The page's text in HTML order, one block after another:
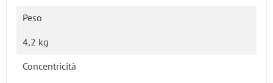
Peso
4,2 kg
Concentricità